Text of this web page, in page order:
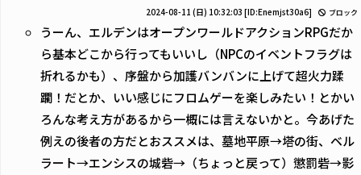
2024-08-11 (日) 10:32:03 [ID:Enemjst30a6] ブロック
うーん、エルデンはオープンワールドアクションRPGだか
ら基本どこから行ってもいいし（NPCのイベントフラグは
折れるかも）、序盤から加護バンバンに上げて超火力蹂
躙！だとか、いい感じにフロムゲーを楽しみたい！とかい
ろんな考え方があるから一概には言えないかと。今あげた
例えの後者の方だとおススメは、墓地平原→塔の街、ベル
ラート→エンシスの城砦→（ちょっと戻って）懲罰砦→影